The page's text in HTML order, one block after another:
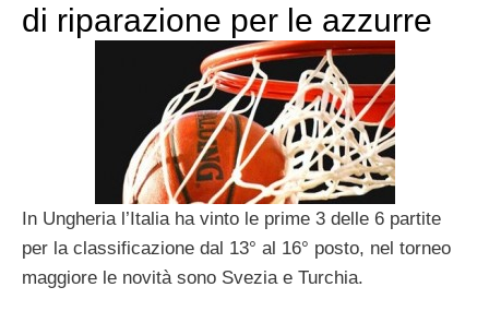
di riparazione per le azzurre
In Ungheria l’Italia ha vinto le prime 3 delle 6 partite
per la classificazione dal 13° al 16° posto, nel torneo
maggiore le novità sono Svezia e Turchia.